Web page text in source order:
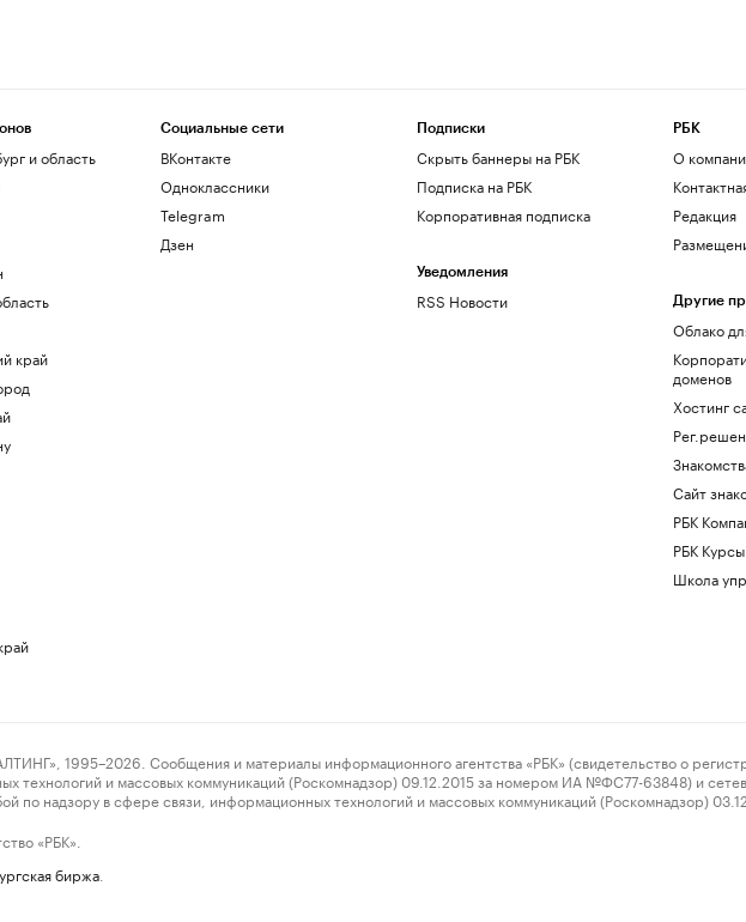
и область
край
Социальные сети
ВКонтакте
Одноклассники
Telegram
Дзен
Подписки
Скрыть баннеры на РБК
Подписка на РБК
Корпоративная подписка
Уведомления
RSS Новости
РБК
О
Редакция
Другие
Облако
доменов
Хостинг
Сайт
РБК
РБК Курсы
Школа
1995–2026. Сообщения и материалы информационного агентства «РБК» (свидетельство о
технологий и массовых коммуникаций (Роскомнадзор) 09.12.2015 за номером ИА №ФС77-63848) и
по надзору в сфере связи, информационных технологий и массовых коммуникаций (Роскомнадзор)
«РБК».
биржа